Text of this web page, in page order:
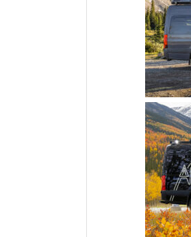
classe B ?
? Comparez les
pour un VR motorisé